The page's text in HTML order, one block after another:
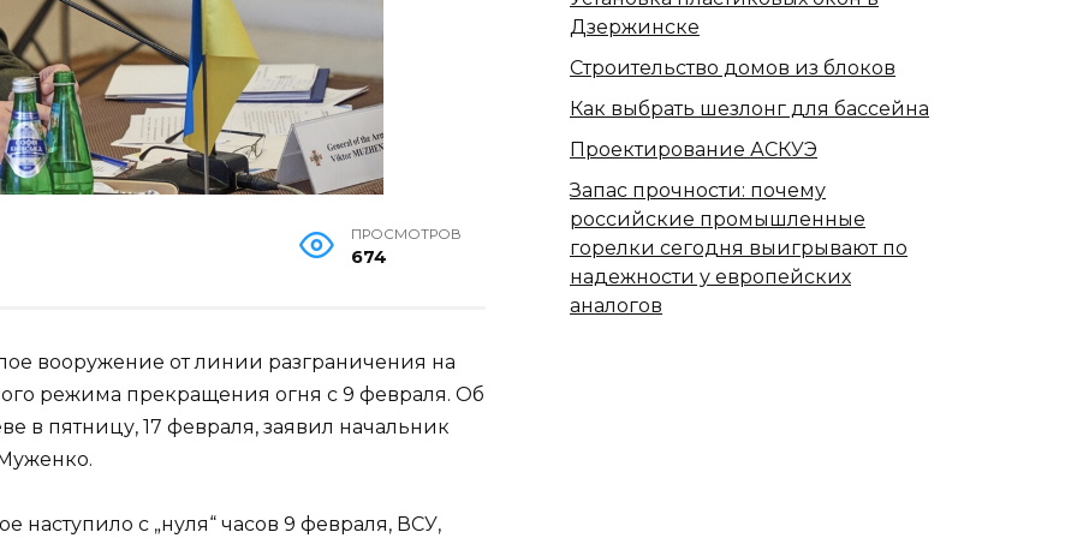
ПРОСМОТРОВ
674
вооружение от линии разграничения на
режима прекращения огня с 9 февраля. Об
в пятницу, 17 февраля, заявил начальник
наступило с „нуля“ часов 9 февраля, ВСУ,
Дзержинске
Строительство домов из блоков
Как выбрать шезлонг для бассейна
Проектирование АСКУЭ
Запас прочности: почему
российские промышленные
горелки сегодня выигрывают по
надежности у европейских
аналогов